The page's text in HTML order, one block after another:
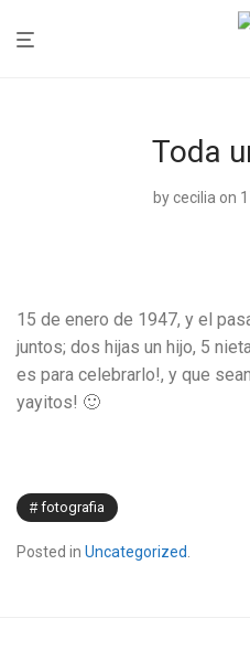
Toda
bycecilia on
15 de enero de 1947, y el
juntos; dos hijas un hijo, 5
es para celebrarlo!, y que
yayitos! 🙂
fotografia
Posted in Uncategorized